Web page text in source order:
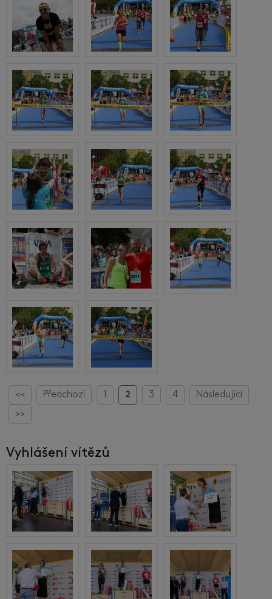
<< Předchozí 1 2 3 4
Následující
>>
Vyhlášení vítězů